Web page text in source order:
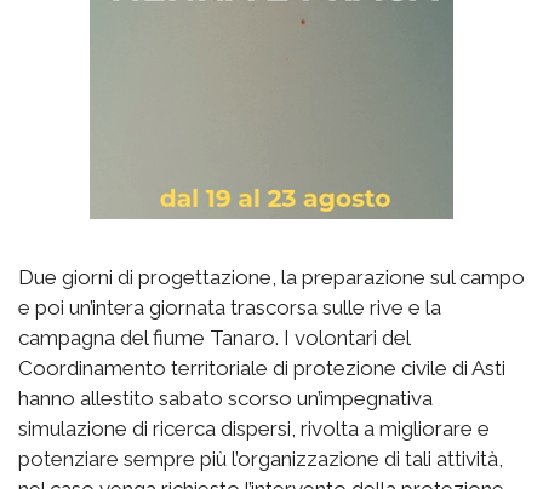
Due giorni di progettazione, la preparazione sul campo
e poi un’intera giornata trascorsa sulle rive e la
campagna del fiume Tanaro. I volontari del
Coordinamento territoriale di protezione civile di Asti
hanno allestito sabato scorso un’impegnativa
simulazione di ricerca dispersi, rivolta a migliorare e
potenziare sempre più l’organizzazione di tali attività,